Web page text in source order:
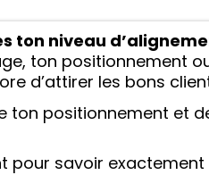
ton niveau
ton positionnement
d’attirer les bons
ton positionnement et
pour savoir